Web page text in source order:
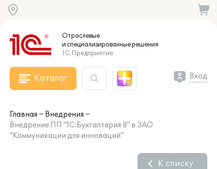
Отраслевые
и специализированныерешения
1С:Предприятие
Каталог Вход
Главная
Внедрения
Внедрение ПП "1С:Бухгалтерия 8" в ЗАО
"Коммуникации для инноваций"
К списку